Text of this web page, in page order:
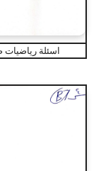
اسئلة رياضيات صف